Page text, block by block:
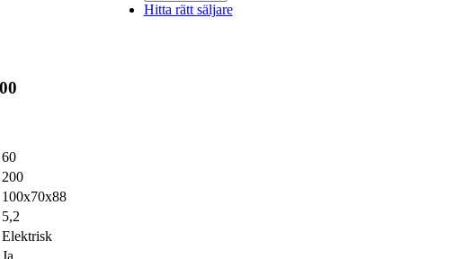
60
200
100x70x88
5,2
Elektrisk
Ja
Hitta rätt säljare